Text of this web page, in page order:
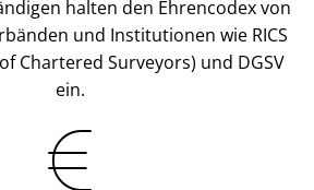
halten den Ehrencodex von
und Institutionen wie RICS
Chartered Surveyors) und DGSV
ein.